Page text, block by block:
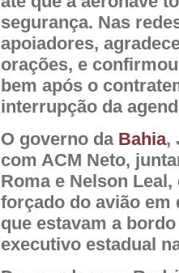
segurança. Nas
apoiadores,
orações, e
bem após o
interrupção da
O governo da Bahia,
com ACM Neto,
Roma e Nelson
forçado do avião em
que estavam a
executivo estadual